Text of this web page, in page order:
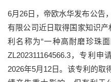
6月26日，帝欧水华发布公告
有限公司近日取得国家知识
利名称为“一种高耐磨珍珠
ZL202311164566.3，专利申
2026年5月12日。该专利的取